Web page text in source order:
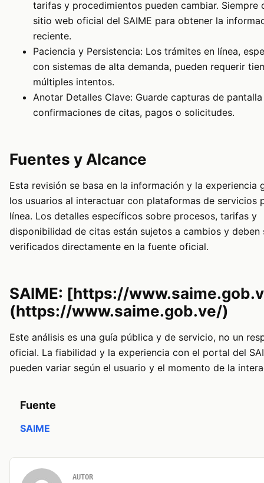
tarifas y procedimientos pueden cambiar. Siempre
sitio web oficial del SAIME para obtener la
reciente.
Paciencia y Persistencia: Los trámites en línea,
con sistemas de alta demanda, pueden requerir
múltiples intentos.
Anotar Detalles Clave: Guarde capturas de
confirmaciones de citas, pagos o solicitudes.
Fuentes y Alcance
Esta revisión se basa en la información y la experiencia
los usuarios al interactuar con plataformas de servicios
línea. Los detalles específicos sobre procesos, tarifas y
disponibilidad de citas están sujetos a cambios y deben
verificados directamente en la fuente oficial.
SAIME: [https://
(https://www.saime.gob.ve/)
Este análisis es una guía pública y de servicio, no un
oficial. La fiabilidad y la experiencia con el portal del
pueden variar según el usuario y el momento de la
Fuente
SAIME
AUTOR